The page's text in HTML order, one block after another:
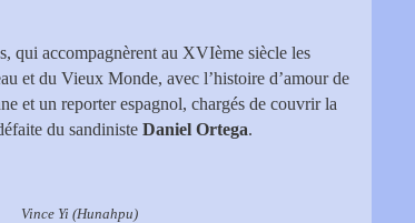
qui accompagnèrent au XVIème siècle les
et du Vieux Monde, avec l’histoire d’amour de
et un reporter espagnol, chargés de couvrir la
du sandiniste Daniel Ortega.